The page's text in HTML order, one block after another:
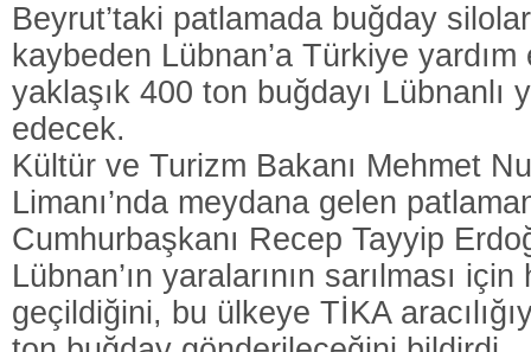
Beyrut’taki patlamada buğday
kaybeden Lübnan’a Türkiye
yaklaşık 400 ton buğdayı Lübnanlı
edecek.
Kültür ve Turizm Bakanı Mehmet
Limanı’nda meydana gelen
Cumhurbaşkanı Recep Tayyip
Lübnan’ın yaralarının sarılması
geçildiğini, bu ülkeye TİKA